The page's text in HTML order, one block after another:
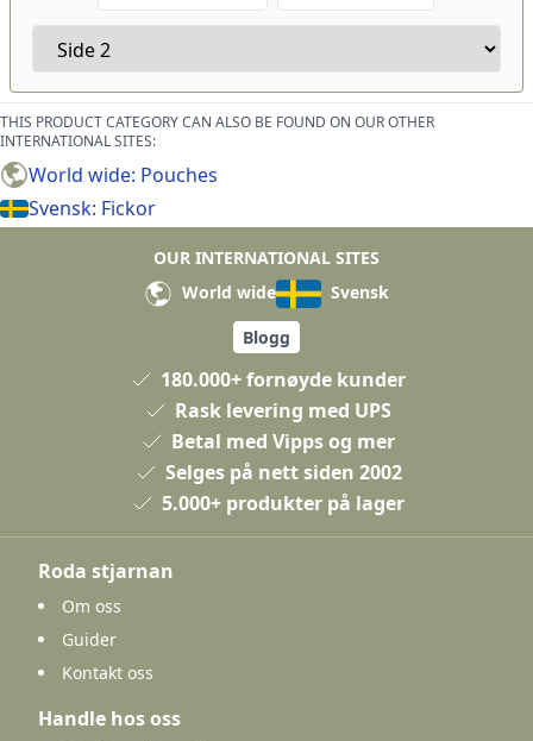
THIS PRODUCT CATEGORY CAN ALSO BE FOUND ON OUR OTHER
INTERNATIONAL SITES:
World wide: Pouches
Svensk: Fickor
OUR INTERNATIONAL SITES
World wide
Svensk
Blogg
180.000+ fornøyde kunder
Rask levering med UPS
Betal med Vipps og mer
Selges på nett siden 2002
5.000+ produkter på lager
Roda stjarnan
Om oss
Guider
Kontakt oss
Handle hos oss